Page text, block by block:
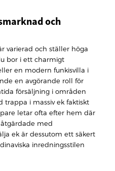
och
varierad och ställer höga
bor i ett charmigt
en modern funkisvilla i
en avgörande roll för
försäljning i områden
trappa i massiv ek faktiskt
letar ofta efter hem där
med
ek är dessutom ett säkert
inredningsstilen